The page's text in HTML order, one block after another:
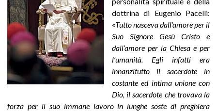
dottrina di Eugenio Pacelli:
«Tutto nasceva dall’amore per il
Suo Signore Gesù Cristo e
dall’amore per la Chiesa e per
l’umanità. Egli infatti era
innanzitutto il sacerdote in
costante ed intima unione con
Dio, il sacerdote che trovava la
forza per il suo immane lavoro in lunghe soste di preghiera